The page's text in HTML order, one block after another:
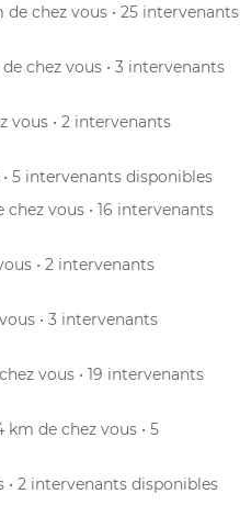
de chez vous • 25 intervenants
de chez vous • 3 intervenants
vous • 2 intervenants
5 intervenants disponibles
chez vous • 16 intervenants
• 2 intervenants
• 3 intervenants
vous • 19 intervenants
km de chez vous • 5
• 2 intervenants disponibles